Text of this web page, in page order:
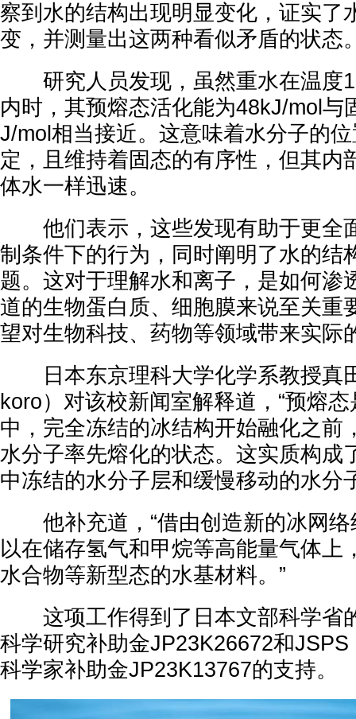
察到水的结构出现明显变化，证实了
变，并测量出这两种看似矛盾的状态
研究人员发现，虽然重水在温度
内时，其预熔态活化能为48kJ/mol与
J/mol相当接近。这意味着水分子的
定，且维持着固态的有序性，但其内
体水一样迅速。
他们表示，这些发现有助于更全
制条件下的行为，同时阐明了水的结
题。这对于理解水和离子，是如何渗
道的生物蛋白质、细胞膜来说至关重
望对生物科技、药物等领域带来实际
日本东京理科大学化学系教授真
koro）对该校新闻室解释道，“预熔
中，完全冻结的冰结构开始融化之前
水分子率先熔化的状态。这实质构成
中冻结的水分子层和缓慢移动的水分
他补充道，“借由创造新的冰网络
以在储存氢气和甲烷等高能量气体上
水合物等新型态的水基材料。”
这项工作得到了日本文部科学省
科学研究补助金JP23K26672和
科学家补助金JP23K13767的支持。